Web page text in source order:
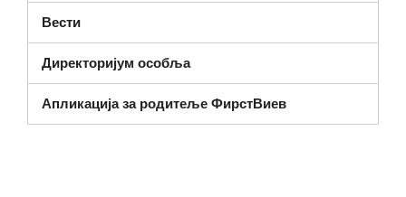
Вести
Директоријум особља
Апликација за родитеље ФирстВиев